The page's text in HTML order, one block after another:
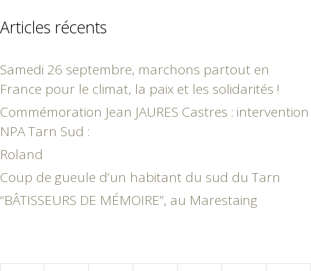
Articles récents
Samedi 26 septembre, marchons partout en
France pour le climat, la paix et les solidarités !
Commémoration Jean JAURES Castres : intervention
NPA Tarn Sud :
Roland
Coup de gueule d’un habitant du sud du Tarn
“BÂTISSEURS DE MÉMOIRE”, au Marestaing